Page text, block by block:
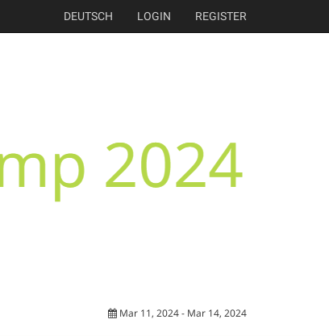
DEUTSCH LOGIN REGISTER
Mar 11, 2024 - Mar 14, 2024